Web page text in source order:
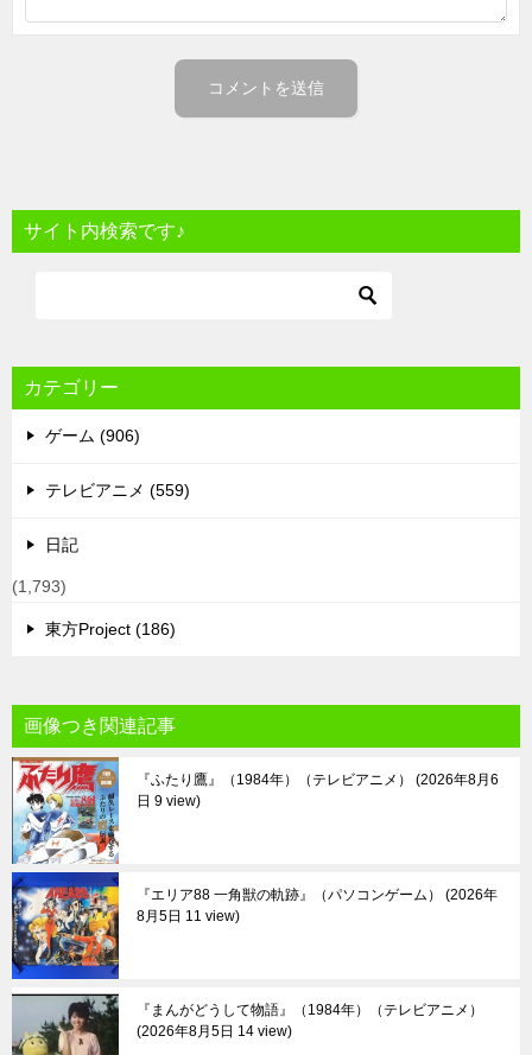
サイト内検索です♪
カテゴリー
ゲーム (906)
テレビアニメ (559)
日記
(1,793)
東方Project (186)
画像つき関連記事
『ふたり鷹』（1984年）（テレビアニメ）
2026年8月6
日 9 view
『エリア88 一角獣の軌跡』（パソコンゲーム）
2026年
8月5日 11 view
『まんがどうして物語』（1984年）（テレビアニメ）
2026年8月5日 14 view